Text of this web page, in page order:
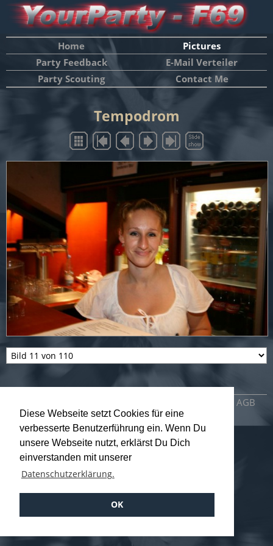
Diese Webseite setzt Cookies für eine
verbesserte Benutzerführung ein. Wenn Du
unsere Webseite nutzt, erklärst Du Dich
einverstanden mit unserer
Datenschutzerklärung.
OK
Home
Pictures
Party Feedback
E-Mail Verteiler
Party Scouting
Contact Me
Tempodrom
AGB